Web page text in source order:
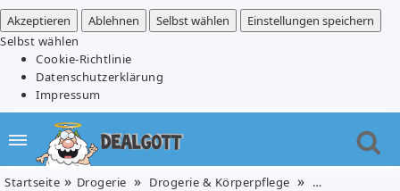
Akzeptieren
Ablehnen Selbst wählen
Einstellungen speichern
Selbst wählen
Cookie-Richtlinie
Datenschutzerklärung
Impressum
Startseite Drogerie Drogerie & Körperpflege Elektronik &